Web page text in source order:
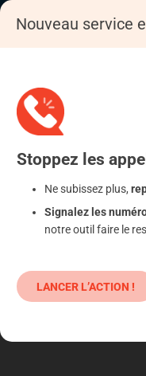
Nouveau service
Stoppez les
Ne subissez plus,
Signalez les
notre outil faire le
LANCER L’ACTION !